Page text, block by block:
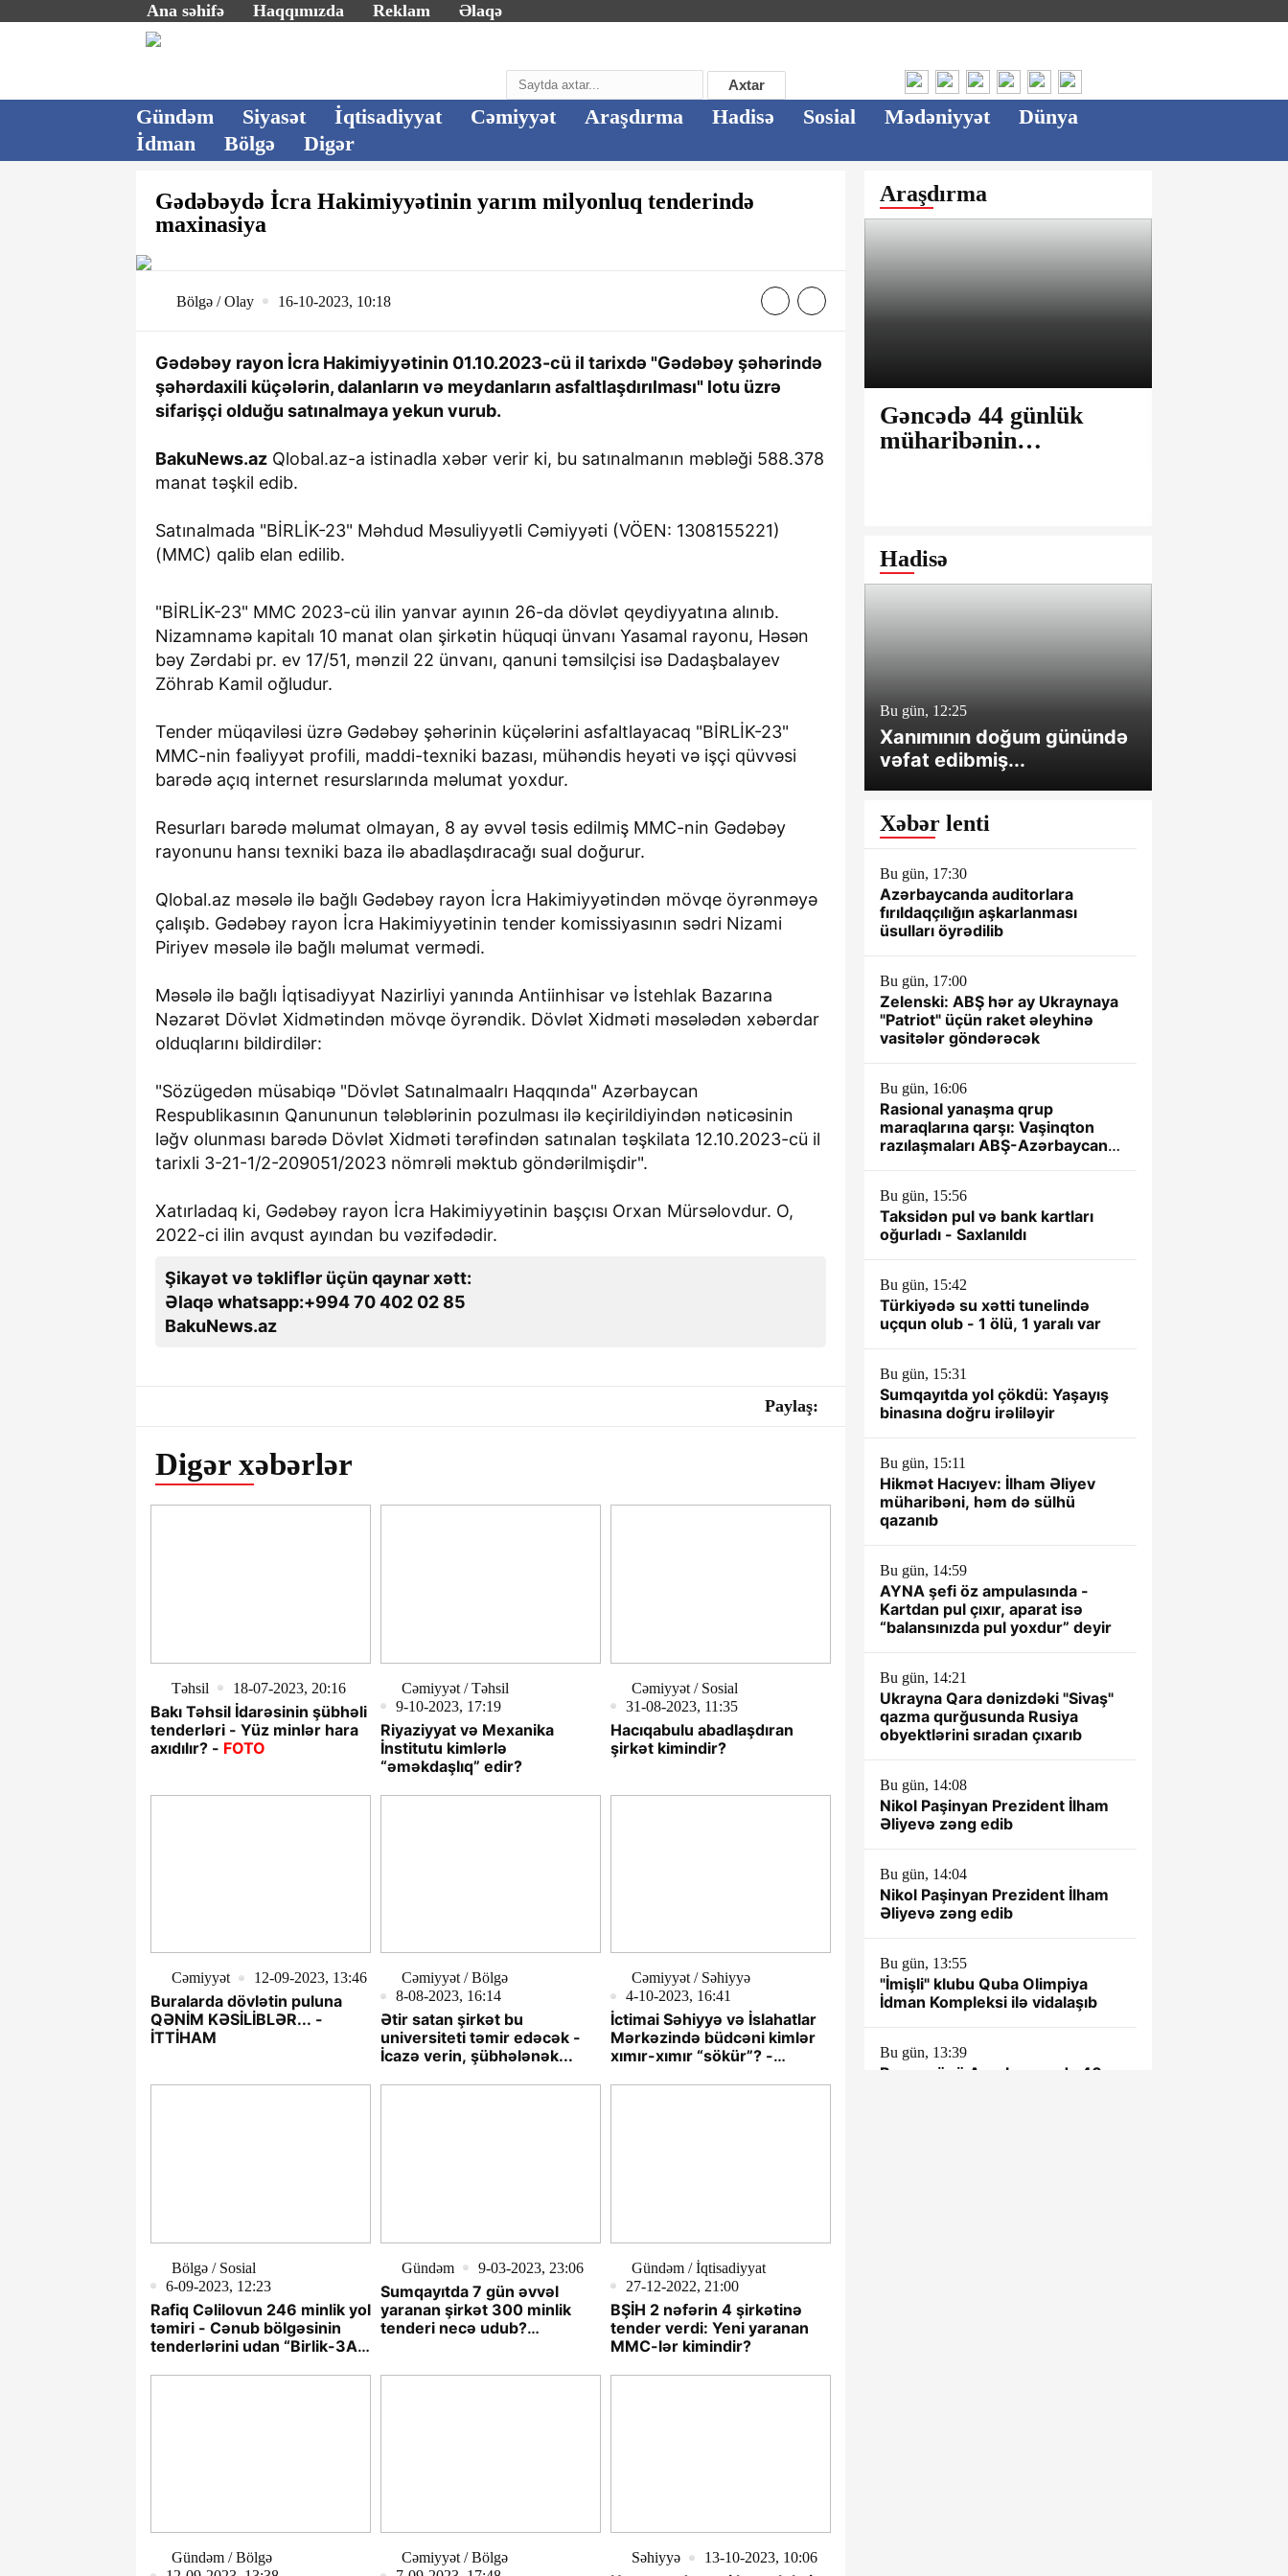
Ana səhifə Haqqımızda Reklam Əlaqə
Axtar
Gündəm Siyasət İqtisadiyyat Cəmiyyət Araşdırma Hadisə Sosial Mədəniyyət
Dünya
İdman
Bölgə Digər
Gədəbəydə İcra Hakimiyyətinin yarım milyonluq tenderində
maxinasiya
Bölgə / Olay 16-10-2023, 10:18
Gədəbəy rayon İcra Hakimiyyətinin 01.10.2023-cü il tarixdə "Gədəbəy şəhərində
şəhərdaxili küçələrin, dalanların və meydanların asfaltlaşdırılması" lotu üzrə
sifarişçi olduğu satınalmaya yekun vurub.
BakuNews.az Qlobal.az-a istinadla xəbər verir ki, bu satınalmanın məbləği 588.378
manat təşkil edib.
Satınalmada "BİRLİK-23" Məhdud Məsuliyyətli Cəmiyyəti (VÖEN: 1308155221)
(MMC) qalib elan edilib.
"BİRLİK-23" MMC 2023-cü ilin yanvar ayının 26-da dövlət qeydiyyatına alınıb.
Nizamnamə kapitalı 10 manat olan şirkətin hüquqi ünvanı Yasamal rayonu, Həsən
bəy Zərdabi pr. ev 17/51, mənzil 22 ünvanı, qanuni təmsilçisi isə Dadaşbalayev
Zöhrab Kamil oğludur.
Tender müqaviləsi üzrə Gədəbəy şəhərinin küçələrini asfaltlayacaq "BİRLİK-23"
MMC-nin fəaliyyət profili, maddi-texniki bazası, mühəndis heyəti və işçi qüvvəsi
barədə açıq internet resurslarında məlumat yoxdur.
Resurları barədə məlumat olmayan, 8 ay əvvəl təsis edilmiş MMC-nin Gədəbəy
rayonunu hansı texniki baza ilə abadlaşdıracağı sual doğurur.
Qlobal.az məsələ ilə bağlı Gədəbəy rayon İcra Hakimiyyətindən mövqe öyrənməyə
çalışıb. Gədəbəy rayon İcra Hakimiyyətinin tender komissiyasının sədri Nizami
Piriyev məsələ ilə bağlı məlumat vermədi.
Məsələ ilə bağlı İqtisadiyyat Nazirliyi yanında Antiinhisar və İstehlak Bazarına
Nəzarət Dövlət Xidmətindən mövqe öyrəndik. Dövlət Xidməti məsələdən xəbərdar
olduqlarını bildirdilər:
"Sözügedən müsabiqə "Dövlət Satınalmaalrı Haqqında" Azərbaycan
Respublikasının Qanununun tələblərinin pozulması ilə keçirildiyindən nəticəsinin
ləğv olunması barədə Dövlət Xidməti tərəfindən satınalan təşkilata 12.10.2023-cü il
tarixli 3-21-1/2-209051/2023 nömrəli məktub göndərilmişdir".
Xatırladaq ki, Gədəbəy rayon İcra Hakimiyyətinin başçısı Orxan Mürsəlovdur. O,
2022-ci ilin avqust ayından bu vəzifədədir.
Şikayət və təkliflər üçün qaynar xətt:
Əlaqə whatsapp:+994 70 402 02 85
BakuNews.az
Paylaş:
Digər xəbərlər
Təhsil 18-07-2023, 20:16
Bakı Təhsil İdarəsinin şübhəli
tenderləri - Yüz minlər hara
axıdılır? - FOTO
Cəmiyyət / Təhsil
9-10-2023, 17:19
Riyaziyyat və Mexanika
İnstitutu kimlərlə
“əməkdaşlıq” edir?
Cəmiyyət / Sosial
31-08-2023, 11:35
Hacıqabulu abadlaşdıran
şirkət kimindir?
Cəmiyyət 12-09-2023, 13:46
Buralarda dövlətin puluna
QƏNİM KƏSİLİBLƏR... -
İTTİHAM
Cəmiyyət / Bölgə
8-08-2023, 16:14
Ətir satan şirkət bu
universiteti təmir edəcək -
İcazə verin, şübhələnək...
Cəmiyyət / Səhiyyə
4-10-2023, 16:41
İctimai Səhiyyə və İslahatlar
Mərkəzində büdcəni kimlər
xımır-xımır “sökür”? -
Bölgə / Sosial
6-09-2023, 12:23
Rafiq Cəlilovun 246 minlik yol
təmiri - Cənub bölgəsinin
tenderlərini udan “Birlik-3A”
Gündəm 9-03-2023, 23:06
Sumqayıtda 7 gün əvvəl
yaranan şirkət 300 minlik
tenderi necə udub?
Gündəm / İqtisadiyyat
27-12-2022, 21:00
BŞİH 2 nəfərin 4 şirkətinə
tender verdi: Yeni yaranan
MMC-lər kimindir?
Gündəm / Bölgə
Cəmiyyət / Bölgə
Səhiyyə 13-10-2023, 10:06
Araşdırma
Gəncədə 44 günlük
müharibənin
Arxitektura Komitəsi -
SAKİNLƏRDƏN
Hadisə
Bu gün, 12:25
Xanımının doğum günündə
vəfat edibmiş...
Xəbər lenti
Bu gün, 17:30
Azərbaycanda auditorlara
fırıldaqçılığın aşkarlanması
üsulları öyrədilib
Bu gün, 17:00
Zelenski: ABŞ hər ay Ukraynaya
"Patriot" üçün raket əleyhinə
vasitələr göndərəcək
Bu gün, 16:06
Rasional yanaşma qrup
maraqlarına qarşı: Vaşinqton
razılaşmaları ABŞ-Azərbaycan
Bu gün, 15:56
Taksidən pul və bank kartları
oğurladı - Saxlanıldı
Bu gün, 15:42
Türkiyədə su xətti tunelində
uçqun olub - 1 ölü, 1 yaralı var
Bu gün, 15:31
Sumqayıtda yol çökdü: Yaşayış
binasına doğru irəliləyir
Bu gün, 15:11
Hikmət Hacıyev: İlham Əliyev
müharibəni, həm də sülhü
qazanıb
Bu gün, 14:59
AYNA şefi öz ampulasında -
Kartdan pul çıxır, aparat isə
“balansınızda pul yoxdur” deyir
Bu gün, 14:21
Ukrayna Qara dənizdəki "Sivaş"
qazma qurğusunda Rusiya
obyektlərini sıradan çıxarıb
Bu gün, 14:08
Nikol Paşinyan Prezident İlham
Əliyevə zəng edib
Bu gün, 14:04
Nikol Paşinyan Prezident İlham
Əliyevə zəng edib
Bu gün, 13:55
"İmişli" klubu Quba Olimpiya
İdman Kompleksi ilə vidalaşıb
Bu gün, 13:39
Bazar günü Azərbaycanda 40